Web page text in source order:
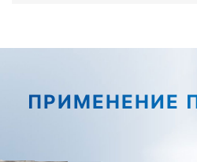
ПРИМЕНЕНИЕ